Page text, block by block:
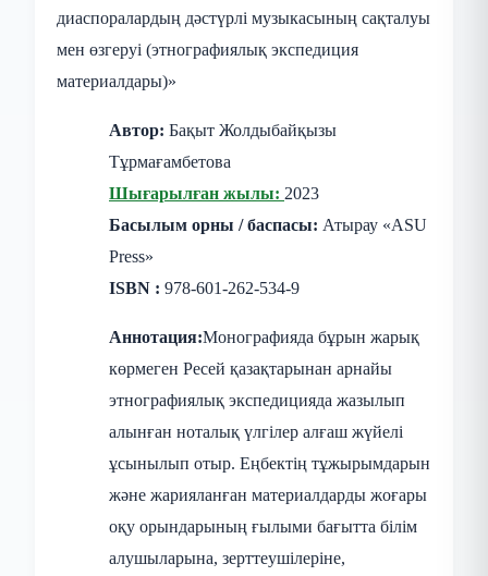
диаспоралардың дәстүрлі музыкасының сақталуы
мен өзгеруі (этнографиялық экспедиция
материалдары)»
Автор: Бақыт Жолдыбайқызы
Тұрмағамбетова
Шығарылған жылы: 2023
Басылым орны / баспасы: Атырау «ASU
Press»
ISBN : 978-601-262-534-9
Аннотация:Монографияда бұрын жарық
көрмеген Ресей қазақтарынан арнайы
этнографиялық экспедицияда жазылып
алынған ноталық үлгілер алғаш жүйелі
ұсынылып отыр. Еңбектің тұжырымдарын
және жарияланған материалдарды жоғары
оқу орындарының ғылыми бағытта білім
алушыларына, зерттеушілеріне,